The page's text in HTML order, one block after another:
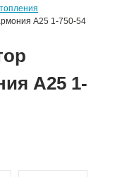
А25 1-750-54
А25 1-